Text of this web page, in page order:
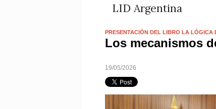
LID Argentina
PRESENTACIÓN DEL LIBRO LA LÓGICA
Los mecanismos
19/05/2026